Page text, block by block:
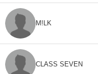
M!LK
CLASS SEVEN